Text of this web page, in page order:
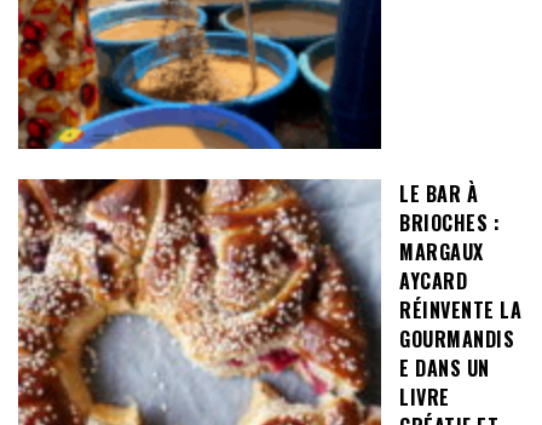
LE BAR À
BRIOCHES :
MARGAUX
AYCARD
RÉINVENTE LA
GOURMANDIS
E DANS UN
LIVRE